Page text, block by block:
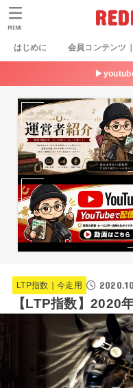
はじめに 会員コンテンツ
MENU
LTP指数｜今走用
【LTP指数】2020